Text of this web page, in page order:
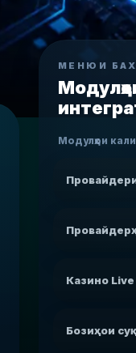
МЕНЮИ
Модулҳои
Провайдери
Казино Live
Бозиҳои